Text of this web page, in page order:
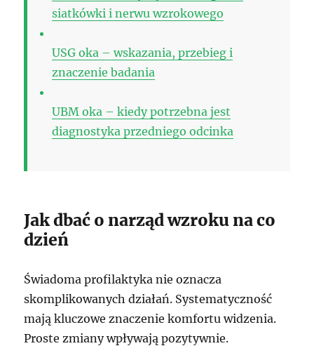
siatkówki i nerwu wzrokowego
USG oka – wskazania, przebieg i
znaczenie badania
UBM oka – kiedy potrzebna jest
diagnostyka przedniego odcinka
Jak dbać o narząd wzroku na co
dzień
Świadoma profilaktyka nie oznacza
skomplikowanych działań. Systematyczność
mają kluczowe znaczenie komfortu widzenia.
Proste zmiany wpływają pozytywnie.